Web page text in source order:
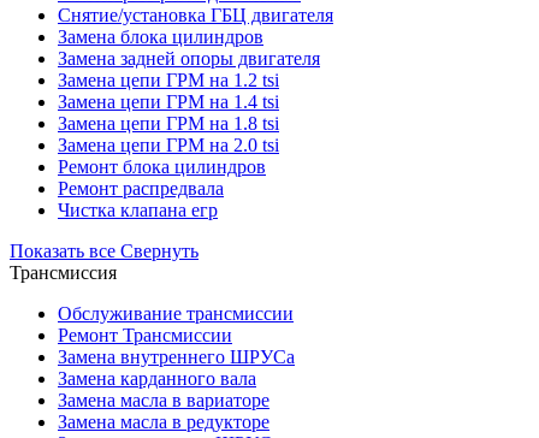
Снятие/установка ГБЦ двигателя
Замена блока цилиндров
Замена задней опоры двигателя
Замена цепи ГРМ на 1.2 tsi
Замена цепи ГРМ на 1.4 tsi
Замена цепи ГРМ на 1.8 tsi
Замена цепи ГРМ на 2.0 tsi
Ремонт блока цилиндров
Ремонт распредвала
Чистка клапана егр
Показать все Свернуть
Трансмиссия
Обслуживание трансмиссии
Ремонт Трансмиссии
Замена внутреннего ШРУСа
Замена карданного вала
Замена масла в вариаторе
Замена масла в редукторе